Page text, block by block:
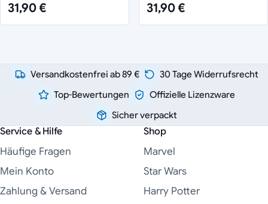
31,90 € 31,90 €
Versandkostenfrei ab 89 €
30 Tage Widerrufsrecht
Top-Bewertungen
Offizielle Lizenzware
Sicher verpackt
Service & Hilfe
Häufige Fragen
Mein Konto
Zahlung & Versand
Shop
Marvel
Star Wars
Harry Potter